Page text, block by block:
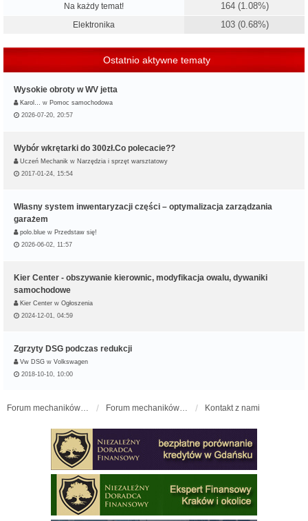
Na każdy temat! 164 (1.08%)
Elektronika 103 (0.68%)
Ostatnio aktywne tematy
Wysokie obroty w WV jetta
Karol… w Pomoc samochodowa
2026-07-20, 20:57
Wybór wkrętarki do 300zł.Co polecacie??
Uczeń Mechanik w Narzędzia i sprzęt warsztatowy
2017-01-24, 15:54
Własny system inwentaryzacji części – optymalizacja zarządzania
garażem
polo.blue w Przedstaw się!
2026-06-02, 11:57
Kier Center - obszywanie kierownic, modyfikacja owalu, dywaniki
samochodowe
Kier Center w Ogłoszenia
2024-12-01, 04:59
Zgrzyty DSG podczas redukcji
Vw DSG w Volkswagen
2018-10-10, 10:00
Forum mechaników samochodowych - forum-mechaniczne.pl Forum mechaników samochodowych Kontakt z nami